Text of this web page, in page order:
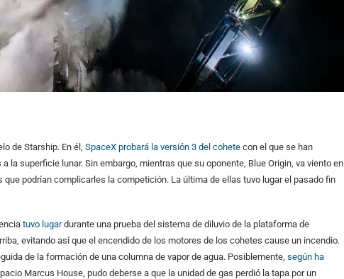
de Starship. En él, SpaceX probará la versión 3 del cohete con el que se han
la superficie lunar. Sin embargo, mientras que su oponente, Blue Origin, va viento en
podrían complicarles la competición. La última de ellas tuvo lugar el pasado fin
tuvo lugardurante una prueba del sistema de diluvio de la plataforma de
evitando así que el encendido de los motores de los cohetes cause un incendio.
de la formación de una columna de vapor de agua. Posiblemente, según ha
Marcus House, pudo deberse a que la unidad de gas perdió la tapa por un